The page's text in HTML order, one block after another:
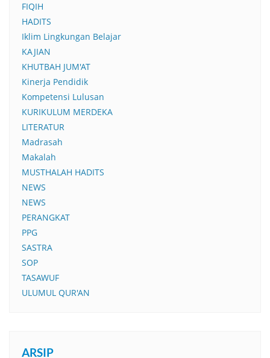
FIQIH
HADITS
Iklim Lingkungan Belajar
KAJIAN
KHUTBAH JUM'AT
Kinerja Pendidik
Kompetensi Lulusan
KURIKULUM MERDEKA
LITERATUR
Madrasah
Makalah
MUSTHALAH HADITS
NEWS
NEWS
PERANGKAT
PPG
SASTRA
SOP
TASAWUF
ULUMUL QUR'AN
ARSIP